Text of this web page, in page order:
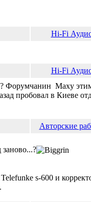
Hi-Fi
Hi-Fi
Форумчанин Maxy
пробовал в Киеве
Авторские
s-600 и